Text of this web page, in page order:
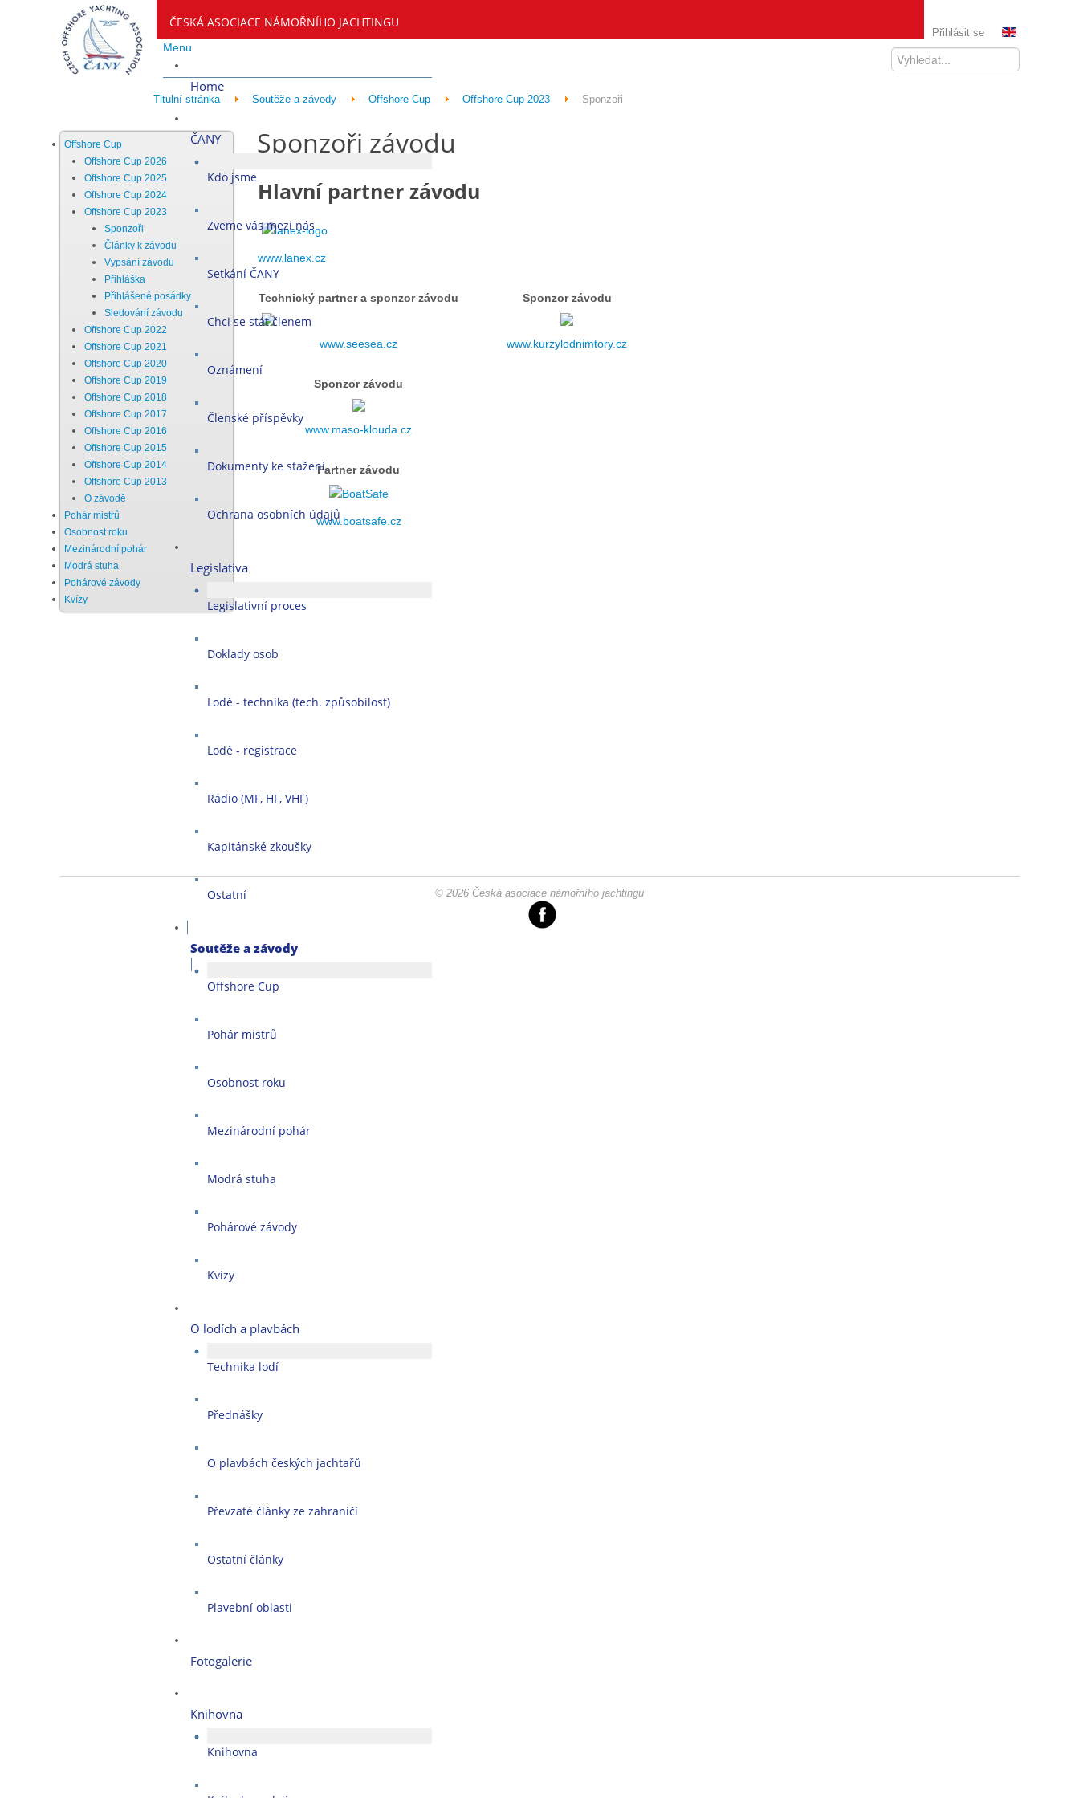
ČESKÁ ASOCIACE NÁMOŘNÍHO JACHTINGU
Přihlásit se
Menu
Home
ČANY
Kdo jsme
Zveme vás mezi nás
Setkání ČANY
Chci se stát členem
Oznámení
Členské příspěvky
Dokumenty ke stažení
Ochrana osobních údajů
Legislativa
Legislativní proces
Doklady osob
Lodě - technika (tech. způsobilost)
Lodě - registrace
Rádio (MF, HF, VHF)
Kapitánské zkoušky
Ostatní
Soutěže a závody
Offshore Cup
Pohár mistrů
Osobnost roku
Mezinárodní pohár
Modrá stuha
Pohárové závody
Kvízy
O lodích a plavbách
Technika lodí
Přednášky
O plavbách českých jachtařů
Převzaté články ze zahraničí
Ostatní články
Plavební oblasti
Fotogalerie
Knihovna
Knihovna
Titulní stránka Soutěže a závody Offshore Cup Offshore Cup 2023 Sponzoři
Offshore Cup
Offshore Cup 2026
Offshore Cup 2025
Offshore Cup 2024
Offshore Cup 2023
Sponzoři
Články k závodu
Vypsání závodu
Přihláška
Přihlášené posádky
Sledování závodu
Offshore Cup 2022
Offshore Cup 2021
Offshore Cup 2020
Offshore Cup 2019
Offshore Cup 2018
Offshore Cup 2017
Offshore Cup 2016
Offshore Cup 2015
Offshore Cup 2014
Offshore Cup 2013
O závodě
Pohár mistrů
Osobnost roku
Mezinárodní pohár
Modrá stuha
Pohárové závody
Kvízy
Sponzoři závodu
Hlavní partner závodu
www.lanex.cz
Technický partner a sponzor závodu Sponzor závodu
www.seesea.cz www.kurzylodnimtory.cz
Sponzor závodu
www.maso-klouda.cz
Partner závodu
www.boatsafe.cz
© 2026 Česká asociace námořního jachtingu